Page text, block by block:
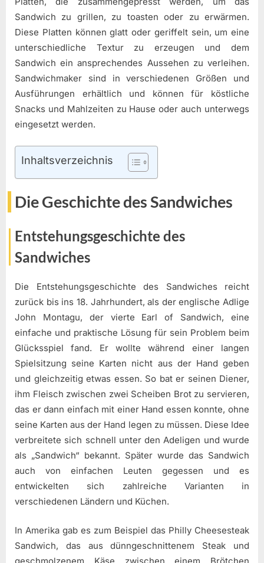
Sandwich zu grillen, zu toasten oder zu erwärmen.
Diese Platten können glatt oder geriffelt sein, um eine
unterschiedliche Textur zu erzeugen und dem
Sandwich ein ansprechendes Aussehen zu verleihen.
Sandwichmaker sind in verschiedenen Größen und
Ausführungen erhältlich und können für köstliche
Snacks und Mahlzeiten zu Hause oder auch unterwegs
eingesetzt werden.
Inhaltsverzeichnis
Die Geschichte des Sandwiches
Entstehungsgeschichte des
Sandwiches
Die Entstehungsgeschichte des Sandwiches reicht
zurück bis ins 18. Jahrhundert, als der englische Adlige
John Montagu, der vierte Earl of Sandwich, eine
einfache und praktische Lösung für sein Problem beim
Glücksspiel fand. Er wollte während einer langen
Spielsitzung seine Karten nicht aus der Hand geben
und gleichzeitig etwas essen. So bat er seinen Diener,
ihm Fleisch zwischen zwei Scheiben Brot zu servieren,
das er dann einfach mit einer Hand essen konnte, ohne
seine Karten aus der Hand legen zu müssen. Diese Idee
verbreitete sich schnell unter den Adeligen und wurde
als „Sandwich“ bekannt. Später wurde das Sandwich
auch von einfachen Leuten gegessen und es
entwickelten sich zahlreiche Varianten in
verschiedenen Ländern und Küchen.
In Amerika gab es zum Beispiel das Philly Cheesesteak
Sandwich, das aus dünngeschnittenem Steak und